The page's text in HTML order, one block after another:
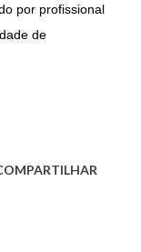
por profissional
de